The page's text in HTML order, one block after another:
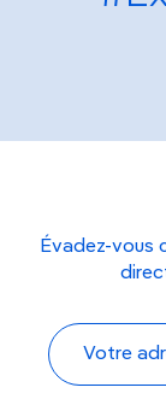
Évadez-vous